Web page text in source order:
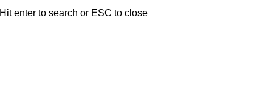
Hit enter to search or ESC to close